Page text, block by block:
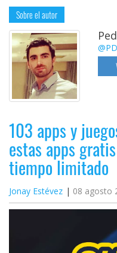
Sobre el autor
103 apps y
estas apps
tiempo limitado
Jonay Estévez 08 agosto